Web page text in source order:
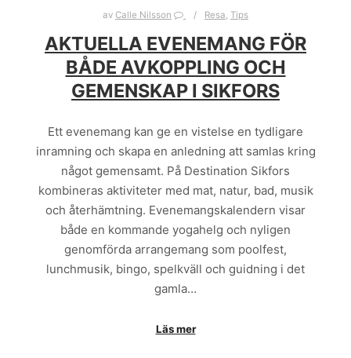
av Calle Nilsson Resa, Tips
AKTUELLA EVENEMANG FÖR
BÅDE AVKOPPLING OCH
GEMENSKAP I SIKFORS
Ett evenemang kan ge en vistelse en tydligare
inramning och skapa en anledning att samlas kring
något gemensamt. På Destination Sikfors
kombineras aktiviteter med mat, natur, bad, musik
och återhämtning. Evenemangskalendern visar
både en kommande yogahelg och nyligen
genomförda arrangemang som poolfest,
lunchmusik, bingo, spelkväll och guidning i det
gamla…
Läs mer